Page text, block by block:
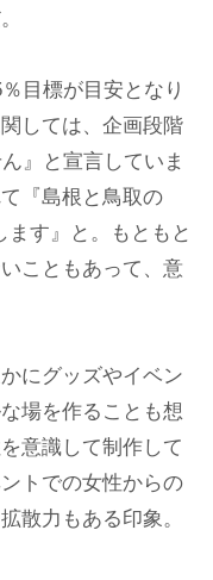
目標が目安となり
しては、企画段階
』と宣言していま
『島根と鳥取の
す』と。もともと
こともあって、意
にグッズやイベン
場を作ることも想
意識して制作して
トでの女性からの
散力もある印象。